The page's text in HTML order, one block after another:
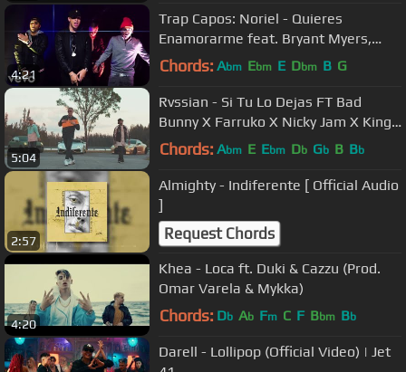
4:21
Trap Capos: Noriel - Quieres
Enamorarme feat. Bryant Myers,
Juhn, Baby Rasta (Official Music
Chords: Abm Ebm E Dbm B G
5:04
Rvssian - Si Tu Lo Dejas FT Bad
Bunny X Farruko X Nicky Jam X King
Kosa
Chords: Abm E Ebm Db Gb B Bb
2:57
Almighty - Indiferente [ Official Audio
]
Request Chords
4:20
Khea - Loca ft. Duki & Cazzu (Prod.
Omar Varela & Mykka)
Chords: Db Ab Fm C F Bbm Bb
Darell - Lollipop (Official Video) | Jet